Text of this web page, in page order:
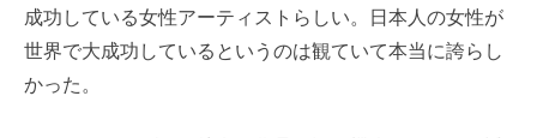
成功している女性アーティストらしい。日本人の女性が
世界で大成功しているというのは観ていて本当に誇らし
かった。